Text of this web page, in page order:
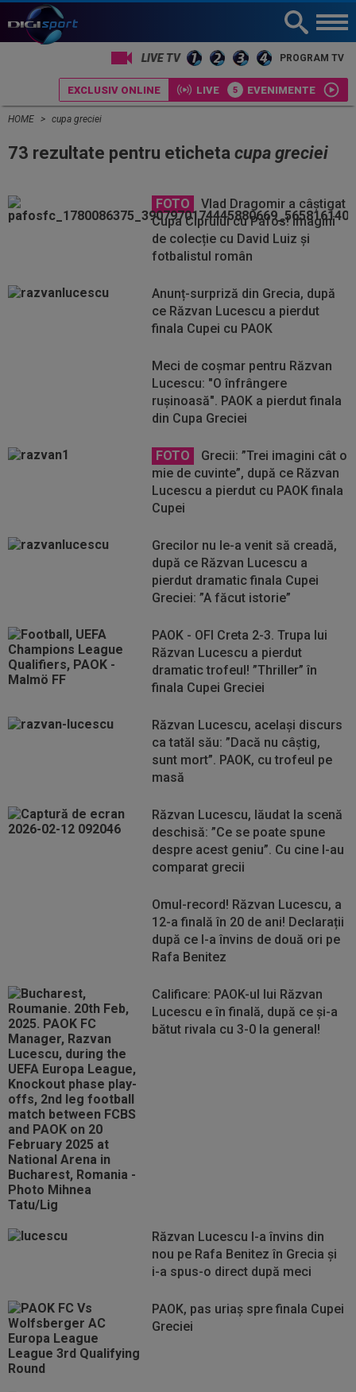
PROGRAM TV
EXCLUSIV ONLINE LIVE EVENIMENTE
HOME cupa greciei
73 rezultate pentru eticheta cupa greciei
FOTO
Vlad Dragomir a câștigat
Cupa Ciprului cu Pafos! Imagini
de colecție cu David Luiz și
fotbalistul român
Anunț-surpriză din Grecia, după
ce Răzvan Lucescu a pierdut
finala Cupei cu PAOK
Meci de coșmar pentru Răzvan
Lucescu: "O înfrângere
rușinoasă". PAOK a pierdut finala
din Cupa Greciei
FOTO
Grecii: ”Trei imagini cât o
mie de cuvinte”, după ce Răzvan
Lucescu a pierdut cu PAOK finala
Cupei
Grecilor nu le-a venit să creadă,
după ce Răzvan Lucescu a
pierdut dramatic finala Cupei
Greciei: ”A făcut istorie”
PAOK - OFI Creta 2-3. Trupa lui
Răzvan Lucescu a pierdut
dramatic trofeul! ”Thriller” în
finala Cupei Greciei
Răzvan Lucescu, același discurs
ca tatăl său: ”Dacă nu câștig,
sunt mort”. PAOK, cu trofeul pe
masă
Răzvan Lucescu, lăudat la scenă
deschisă: ”Ce se poate spune
despre acest geniu”. Cu cine l-au
comparat grecii
Omul-record! Răzvan Lucescu, a
12-a finală în 20 de ani! Declarații
după ce l-a învins de două ori pe
Rafa Benitez
Calificare: PAOK-ul lui Răzvan
Lucescu e în finală, după ce și-a
bătut rivala cu 3-0 la general!
Răzvan Lucescu l-a învins din
nou pe Rafa Benitez în Grecia și
i-a spus-o direct după meci
PAOK, pas uriaș spre finala Cupei
Greciei